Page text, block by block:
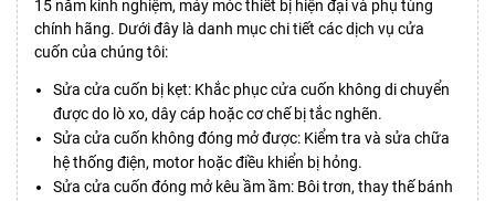
15 năm kinh nghiệm, máy móc thiết bị hiện đại và phụ tùng
chính hãng. Dưới đây là danh mục chi tiết các dịch vụ cửa
cuốn của chúng tôi:
Sửa cửa cuốn bị kẹt: Khắc phục cửa cuốn không di chuyển
được do lò xo, dây cáp hoặc cơ chế bị tắc nghẽn.
Sửa cửa cuốn không đóng mở được: Kiểm tra và sửa chữa
hệ thống điện, motor hoặc điều khiển bị hỏng.
Sửa cửa cuốn đóng mở kêu ầm ầm: Bôi trơn, thay thế bánh